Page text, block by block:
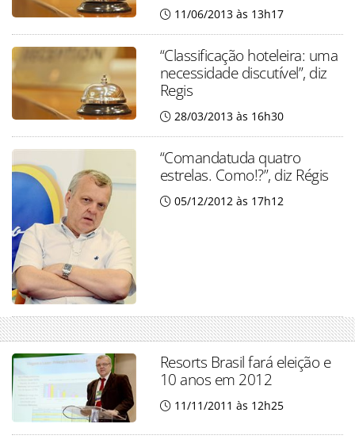
11/06/2013 às 13h17
“Classificação hoteleira: uma
necessidade discutível”, diz
Regis
28/03/2013 às 16h30
“Comandatuda quatro
estrelas. Como!?”, diz Régis
05/12/2012 às 17h12
Resorts Brasil fará eleição e
10 anos em 2012
11/11/2011 às 12h25